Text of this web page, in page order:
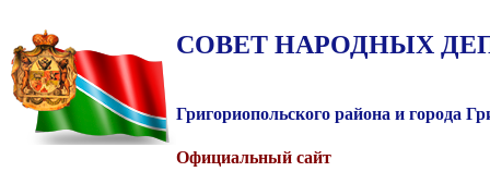
СОВЕТ НАРОДНЫХ
Григориопольского района и города
Официальный сайт